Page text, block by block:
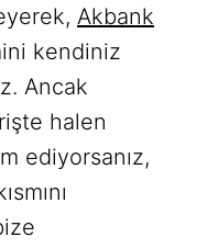
Akbank
kendiniz
Ancak
halen
ediyorsanız,